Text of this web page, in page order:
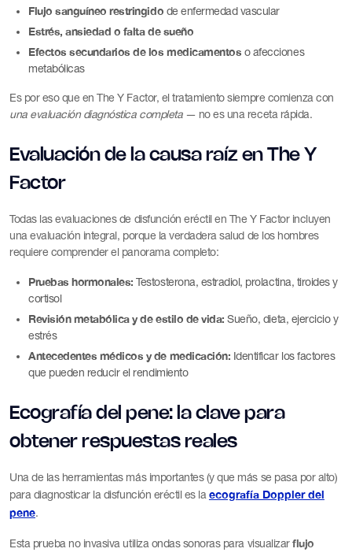
Flujo sanguíneo restringido de enfermedad vascular
Estrés, ansiedad o falta de sueño
Efectos secundarios de los medicamentos o afecciones
metabólicas
Es por eso que en The Y Factor, el tratamiento siempre comienza con
una evaluación diagnóstica completa— no es una receta rápida.
Evaluación de la causa raíz en The Y
Factor
Todas las evaluaciones de disfunción eréctil en The Y Factor incluyen
una evaluación integral, porque la verdadera salud de los hombres
requiere comprender el panorama completo:
Pruebas hormonales: Testosterona, estradiol, prolactina, tiroides y
cortisol
Revisión metabólica y de estilo de vida: Sueño, dieta, ejercicio y
estrés
Antecedentes médicos y de medicación: Identificar los factores
que pueden reducir el rendimiento
Ecografía del pene: la clave para
obtener respuestas reales
Una de las herramientas más importantes (y que más se pasa por alto)
para diagnosticar la disfunción eréctil es la ecografía Doppler del
pene.
Esta prueba no invasiva utiliza ondas sonoras para visualizarflujo